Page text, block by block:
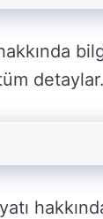
detaylar.